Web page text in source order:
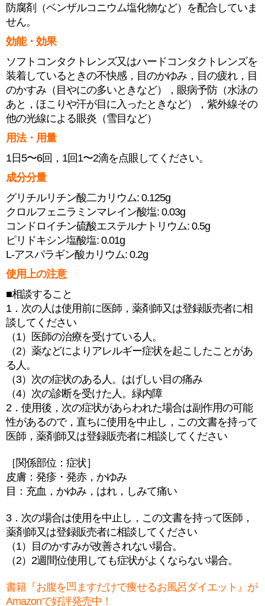
防腐剤（ベンザルコニウム塩化物など）を配合していま
せん。
効能・効果
ソフトコンタクトレンズ又はハードコンタクトレンズを
装着しているときの不快感，目のかゆみ，目の疲れ，目
のかすみ（目やにの多いときなど），眼病予防（水泳の
あと，ほこりや汗が目に入ったときなど），紫外線その
他の光線による眼炎（雪目など）
用法・用量
1日5〜6回，1回1〜2滴を点眼してください。
成分分量
グリチルリチン酸二カリウム: 0.125g
クロルフェニラミンマレイン酸塩: 0.03g
コンドロイチン硫酸エステルナトリウム: 0.5g
ピリドキシン塩酸塩: 0.01g
L-アスパラギン酸カリウム: 0.2g
使用上の注意
■相談すること
1．次の人は使用前に医師，薬剤師又は登録販売者に相
談してください
（1）医師の治療を受けている人。
（2）薬などによりアレルギー症状を起こしたことがあ
る人。
（3）次の症状のある人。はげしい目の痛み
（4）次の診断を受けた人。緑内障
2．使用後，次の症状があらわれた場合は副作用の可能
性があるので，直ちに使用を中止し，この文書を持って
医師，薬剤師又は登録販売者に相談してください
［関係部位：症状］
皮膚：発疹・発赤，かゆみ
目：充血，かゆみ，はれ，しみて痛い
3．次の場合は使用を中止し，この文書を持って医師，
薬剤師又は登録販売者に相談してください
（1）目のかすみが改善されない場合。
（2）2週間位使用しても症状がよくならない場合。
書籍『お腹を凹ますだけで痩せるお風呂ダイエット』が
Amazonで好評発売中！